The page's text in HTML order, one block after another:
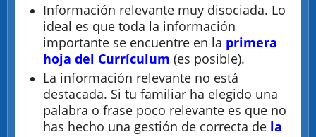
Información relevante muy disociada. Lo
ideal es que toda la información
importante se encuentre en la primera
hoja del Currículum (es posible).
La información relevante no está
destacada. Si tu familiar ha elegido una
palabra o frase poco relevante es que no
has hecho una gestión de correcta de la